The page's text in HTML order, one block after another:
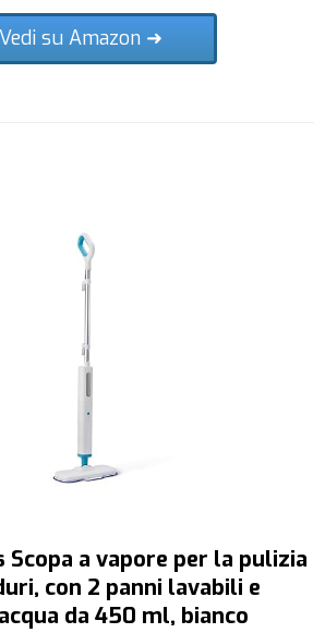
Vedi su Amazon ➜
Scopa a vapore per la pulizia
con 2 panni lavabili e
da 450 ml, bianco